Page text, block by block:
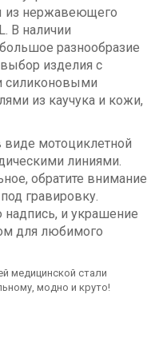
из нержавеющего
В наличии
разнообразие
изделия с
силиконовыми
из каучука и кожи,
мотоциклетной
линиями.
обратите внимание
гравировку.
и украшение
для любимого